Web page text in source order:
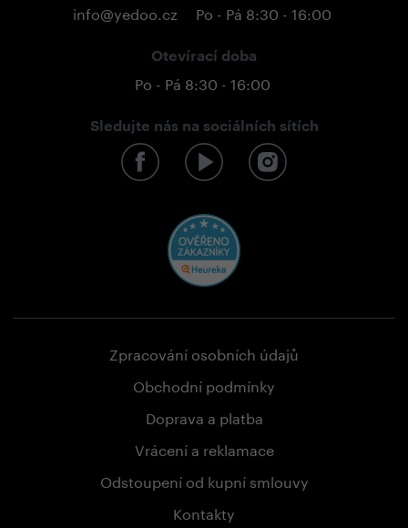
info@yedoo.cz
Po - Pá 8:30 - 16:00
Otevírací doba
Po - Pá 8:30 - 16:00
Sledujte nás na sociálních sítích
Zpracování osobních údajů
Obchodní podmínky
Doprava a platba
Vrácení a reklamace
Odstoupení od kupní smlouvy
Kontakty